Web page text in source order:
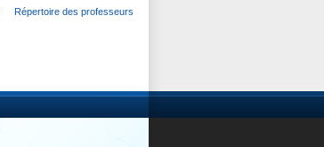
Répertoire des professeurs